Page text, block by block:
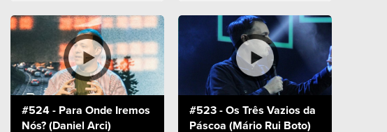
#524 - Para Onde Iremos
Nós? (Daniel Arci)
#523 - Os Três Vazios da
Páscoa (Mário Rui Boto)